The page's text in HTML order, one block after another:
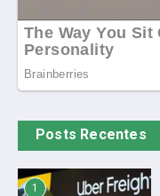
Posts Recentes
1